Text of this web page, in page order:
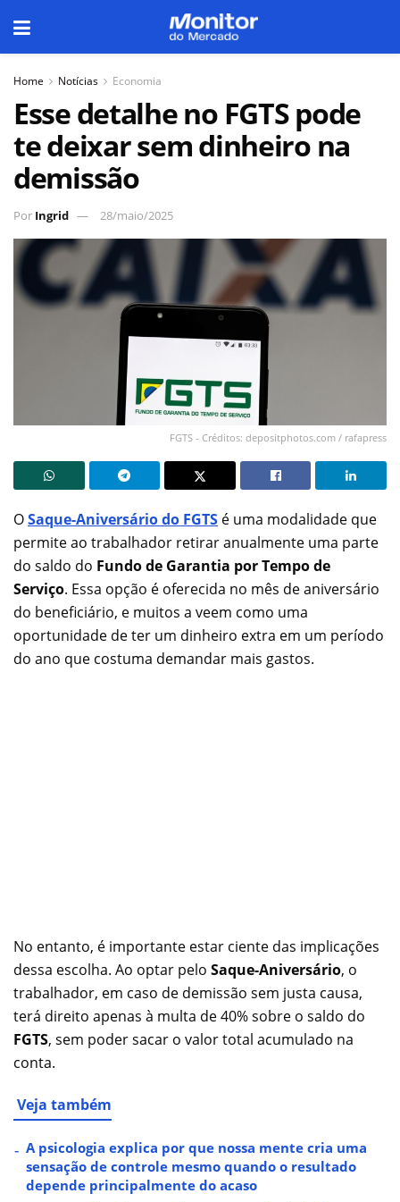
Home Notícias Economia
Esse detalhe no FGTS pode
te deixar sem dinheiro na
demissão
Por Ingrid 28/maio/2025
FGTS - Créditos: depositphotos.com / rafapress
OSaque-Aniversário do FGTS é uma modalidade que
permite ao trabalhador retirar anualmente uma parte
do saldo do Fundo de Garantia por Tempo de
Serviço. Essa opção é oferecida no mês de aniversário
do beneficiário, e muitos a veem como uma
oportunidade de ter um dinheiro extra em um período
do ano que costuma demandar mais gastos.
No entanto, é importante estar ciente das implicações
dessa escolha. Ao optar pelo Saque-Aniversário, o
trabalhador, em caso de demissão sem justa causa,
terá direito apenas à multa de 40% sobre o saldo do
FGTS, sem poder sacar o valor total acumulado na
conta.
Veja também
A psicologia explica por que nossa mente cria uma
sensação de controle mesmo quando o resultado
depende principalmente do acaso